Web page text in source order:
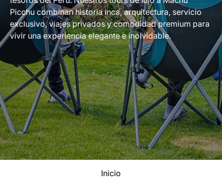
Picchu combinan historia inca, arquitectura, servicio
exclusivo, viajes privados y comodidad premium para
vivir una experiencia elegante e inolvidable.
Inicio